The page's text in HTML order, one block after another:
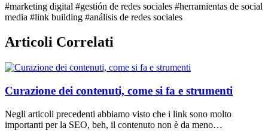
#marketing digital #gestión de redes sociales #herramientas de social
media #link building #análisis de redes sociales
Articoli Correlati
Curazione dei contenuti, come si fa e strumenti
Negli articoli precedenti abbiamo visto che i link sono molto
importanti per la SEO, beh, il contenuto non è da meno…